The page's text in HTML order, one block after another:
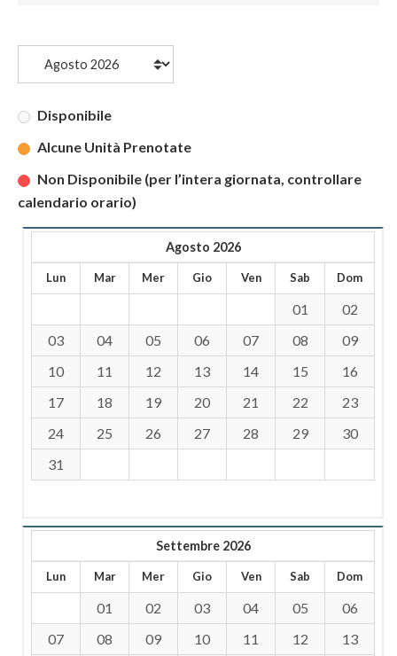
Disponibile
Alcune Unità Prenotate
Non Disponibile (per l’intera giornata, controllare
calendario orario)
Agosto 2026
Lun Mar Mer Gio Ven Sab Dom
01
02
03
04 05 06 07 08
09
10
11 12 13 14 15
16
17
18 19 20 21 22
23
24
25 26 27 28 29
30
31
Settembre 2026
Lun Mar Mer Gio Ven Sab Dom
01 02 03 04 05
06
07
08 09 10 11 12
13